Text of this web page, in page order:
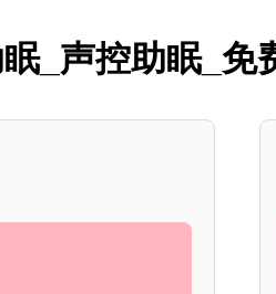
_声控助眠_免